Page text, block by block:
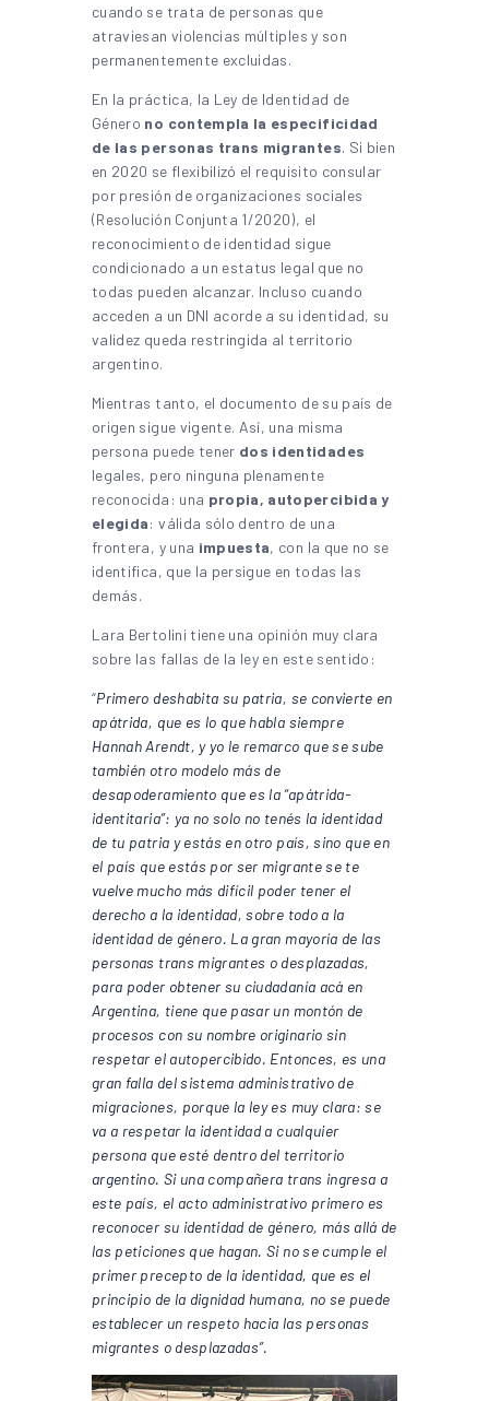
cuando se trata de personas que
atraviesan violencias múltiples y son
permanentemente excluidas.
En la práctica, la Ley de Identidad de
Género no contempla la especificidad
de las personas trans migrantes. Si bien
en 2020 se flexibilizó el requisito consular
por presión de organizaciones sociales
(Resolución Conjunta 1/2020), el
reconocimiento de identidad sigue
condicionado a un estatus legal que no
todas pueden alcanzar. Incluso cuando
acceden a un DNI acorde a su identidad, su
validez queda restringida al territorio
argentino.
Mientras tanto, el documento de su país de
origen sigue vigente. Así, una misma
persona puede tener dos identidades
legales, pero ninguna plenamente
reconocida: una propia, autopercibida y
elegida: válida sólo dentro de una
frontera, y una impuesta, con la que no se
identifica, que la persigue en todas las
demás.
Lara Bertolini tiene una opinión muy clara
sobre las fallas de la ley en este sentido:
“Primero deshabita su patria, se convierte en
apátrida, que es lo que habla siempre
Hannah Arendt, y yo le remarco que se sube
también otro modelo más de
desapoderamiento que es la “apátrida-
identitaria”: ya no solo no tenés la identidad
de tu patria y estás en otro país, sino que en
el país que estás por ser migrante se te
vuelve mucho más difícil poder tener el
derecho a la identidad, sobre todo a la
identidad de género. La gran mayoría de las
personas trans migrantes o desplazadas,
para poder obtener su ciudadanía acá en
Argentina, tiene que pasar un montón de
procesos con su nombre originario sin
respetar el autopercibido. Entonces, es una
gran falla del sistema administrativo de
migraciones, porque la ley es muy clara: se
va a respetar la identidad a cualquier
persona que esté dentro del territorio
argentino. Si una compañera trans ingresa a
este país, el acto administrativo primero es
reconocer su identidad de género, más allá de
las peticiones que hagan. Si no se cumple el
primer precepto de la identidad, que es el
principio de la dignidad humana, no se puede
establecer un respeto hacia las personas
migrantes o desplazadas”.